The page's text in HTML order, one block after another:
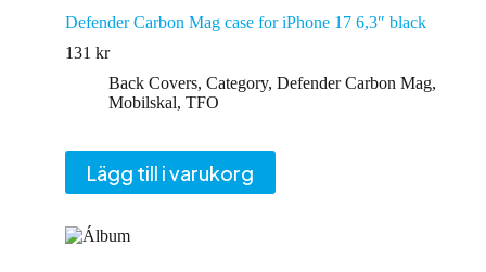
Defender Carbon Mag case for iPhone 17 6,3″ black
131 kr
Back Covers, Category, Defender Carbon Mag,
Mobilskal, TFO
Lägg till i varukorg